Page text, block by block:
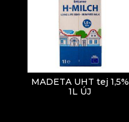
MADETA UHT tej 1,5%
1L ÚJ